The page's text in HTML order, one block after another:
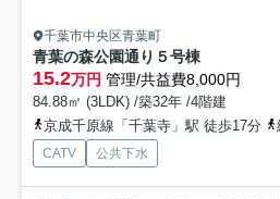
千葉市中央区青葉町
青葉の森公園通り５号棟
15.2万円 管理/共益費8,000円
84.88㎡ (3LDK) /築32年 /4階建
京成千原線「千葉寺」駅 徒歩17分
CATV 公共下水